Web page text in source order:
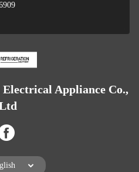
Electrical Appliance Co.,